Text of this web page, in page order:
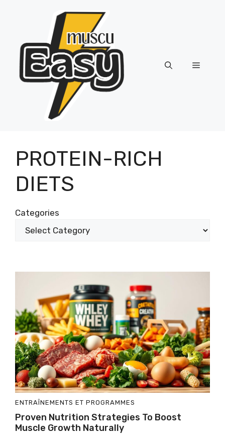
Menu
PROTEIN-RICH
DIETS
Categories
ENTRAÎNEMENTS ET PROGRAMMES
Proven Nutrition Strategies To Boost
Muscle Growth Naturally